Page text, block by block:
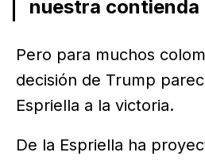
nuestra contienda
Pero para muchos
decisión de Trump
Espriella a la victoria.
De la Espriella ha